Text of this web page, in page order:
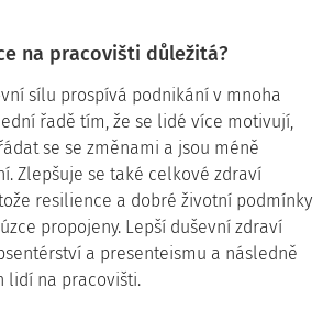
na pracovišti důležitá?
sílu prospívá podnikání v mnoha
řadě tím, že se lidé více motivují,
se se změnami a jsou méně
Zlepšuje se také celkové zdraví
resilience a dobré životní podmínky
propojeny. Lepší duševní zdraví
a presenteismu a následně
lidí na pracovišti.